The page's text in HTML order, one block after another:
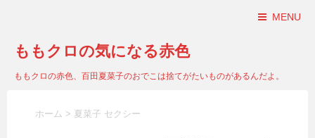
MENU
ももクロの気になる赤色
ももクロの赤色、百田夏菜子のおでこは捨てがたいものがあるんだよ。
ホーム > 夏菜子 セクシー